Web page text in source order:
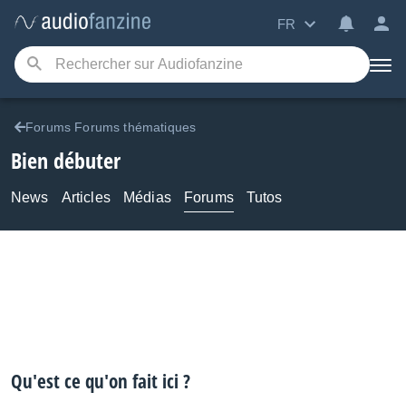
FR
Forums Forums thématiques
Bien débuter
News Articles Médias Forums Tutos
Qu'est ce qu'on fait ici ?